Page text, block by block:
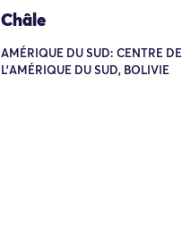
Châle
AMÉRIQUE DU SUD: CENTRE DE
L'AMÉRIQUE DU SUD, BOLIVIE